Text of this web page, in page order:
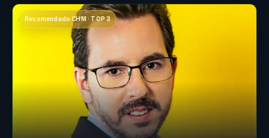
Recomendado CHM · TOP 3